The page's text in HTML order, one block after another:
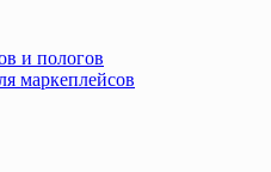
и пологов
маркеплейсов